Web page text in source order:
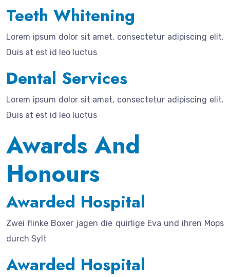
Teeth Whitening
Lorem ipsum dolor sit amet, consectetur adipiscing elit.
Duis at est id leo luctus
Dental Services
Lorem ipsum dolor sit amet, consectetur adipiscing elit.
Duis at est id leo luctus
Awards And
Honours
Awarded Hospital
Zwei flinke Boxer jagen die quirlige Eva und ihren Mops
durch Sylt
Awarded Hospital